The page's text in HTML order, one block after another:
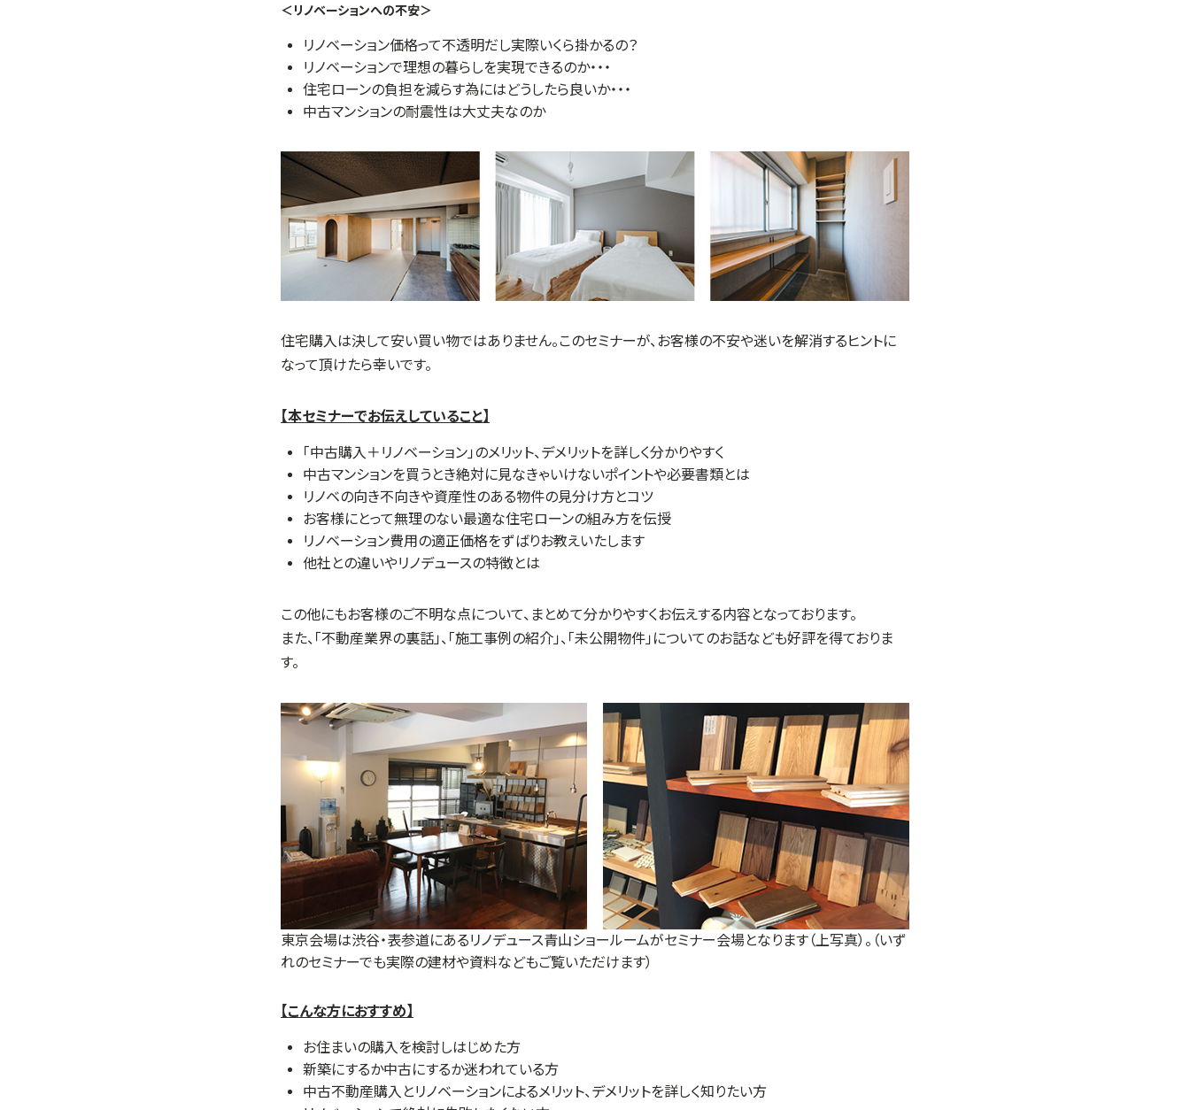
＜リノベーションへの不安＞
リノベーション価格って不透明だし実際いくら掛かるの？
リノベーションで理想の暮らしを実現できるのか・・・
住宅ローンの負担を減らす為にはどうしたら良いか・・・
中古マンションの耐震性は大丈夫なのか
住宅購入は決して安い買い物ではありません。このセミナーが、お客様の不安や迷いを解消するヒントに
なって頂けたら幸いです。
【本セミナーでお伝えしていること】
「中古購入＋リノベーション」のメリット、デメリットを詳しく分かりやすく
中古マンションを買うとき絶対に見なきゃいけないポイントや必要書類とは
リノベの向き不向きや資産性のある物件の見分け方とコツ
お客様にとって無理のない最適な住宅ローンの組み方を伝授
リノベーション費用の適正価格をずばりお教えいたします
他社との違いやリノデュースの特徴とは
この他にもお客様のご不明な点について、まとめて分かりやすくお伝えする内容となっております。
また、「不動産業界の裏話」、「施工事例の紹介」、「未公開物件」についてのお話なども好評を得ておりま
す。
東京会場は渋谷・表参道にあるリノデュース青山ショールームがセミナー会場となります（上写真）。（いず
れのセミナーでも実際の建材や資料などもご覧いただけます）
【こんな方におすすめ】
お住まいの購入を検討しはじめた方
新築にするか中古にするか迷われている方
中古不動産購入とリノベーションによるメリット、デメリットを詳しく知りたい方